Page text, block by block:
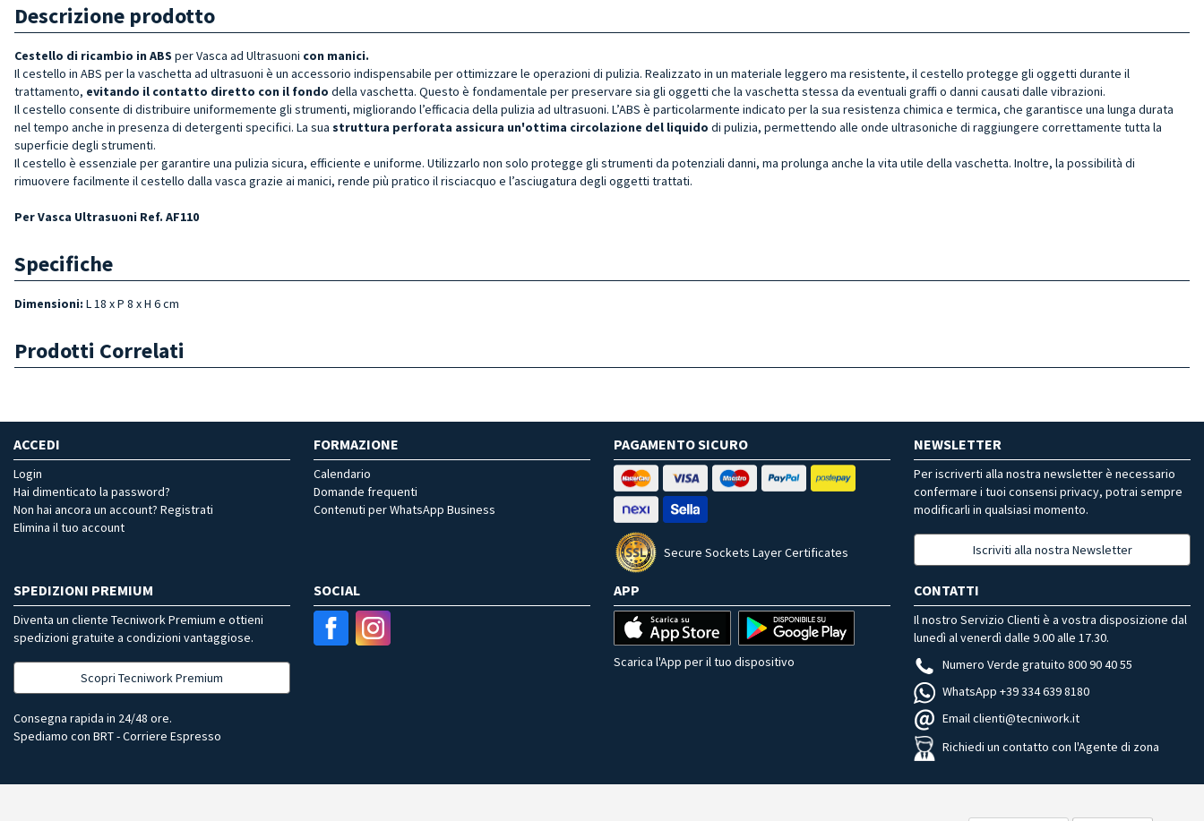
Descrizione prodotto
Cestello di ricambio in ABS per Vasca ad Ultrasuoni con manici.
Il cestello in ABS per la vaschetta ad ultrasuoni è un accessorio indispensabile per ottimizzare le operazioni di pulizia. Realizzato in un materiale leggero ma resistente, il cestello protegge gli oggetti durante il
trattamento, evitando il contatto diretto con il fondo della vaschetta. Questo è fondamentale per preservare sia gli oggetti che la vaschetta stessa da eventuali graffi o danni causati dalle vibrazioni.
Il cestello consente di distribuire uniformemente gli strumenti, migliorando l’efficacia della pulizia ad ultrasuoni. L’ABS è particolarmente indicato per la sua resistenza chimica e termica, che garantisce una lunga durata
nel tempo anche in presenza di detergenti specifici. La sua struttura perforata assicura un'ottima circolazione del liquido di pulizia, permettendo alle onde ultrasoniche di raggiungere correttamente tutta la
superficie degli strumenti.
Il cestello è essenziale per garantire una pulizia sicura, efficiente e uniforme. Utilizzarlo non solo protegge gli strumenti da potenziali danni, ma prolunga anche la vita utile della vaschetta. Inoltre, la possibilità di
rimuovere facilmente il cestello dalla vasca grazie ai manici, rende più pratico il risciacquo e l’asciugatura degli oggetti trattati.
Per Vasca Ultrasuoni Ref. AF110
Specifiche
Dimensioni: L 18 x P 8 x H 6 cm
Prodotti Correlati
ACCEDI
Login
Hai dimenticato la password?
Non hai ancora un account? Registrati
Elimina il tuo account
FORMAZIONE
Calendario
Domande frequenti
Contenuti per WhatsApp Business
PAGAMENTO SICURO
Secure Sockets Layer Certificates
NEWSLETTER
Per iscriverti alla nostra newsletter è necessario
confermare i tuoi consensi privacy, potrai sempre
modificarli in qualsiasi momento.
Iscriviti alla nostra Newsletter
SPEDIZIONI PREMIUM
Diventa un cliente Tecniwork Premium e ottieni
spedizioni gratuite a condizioni vantaggiose.
Scopri Tecniwork Premium
Consegna rapida in 24/48 ore.
Spediamo con BRT - Corriere Espresso
SOCIAL APP
Scarica l'App per il tuo dispositivo
CONTATTI
Il nostro Servizio Clienti è a vostra disposizione dal
lunedì al venerdì dalle 9.00 alle 17.30.
Numero Verde gratuito 800 90 40 55
WhatsApp +39 334 639 8180
Email clienti@tecniwork.it
Richiedi un contatto con l'Agente di zona